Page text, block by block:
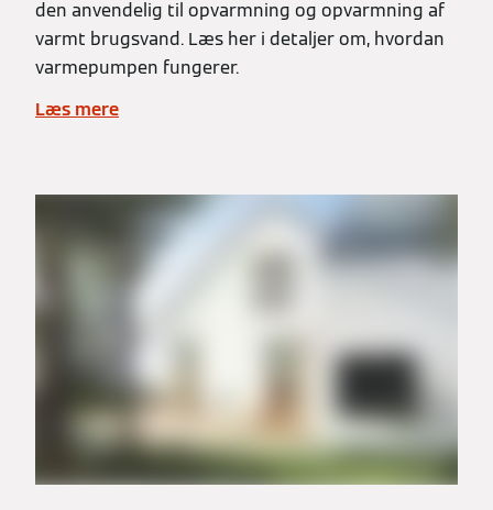
den anvendelig til opvarmning og opvarmning af
varmt brugsvand. Læs her i detaljer om, hvordan
varmepumpen fungerer.
Læs mere